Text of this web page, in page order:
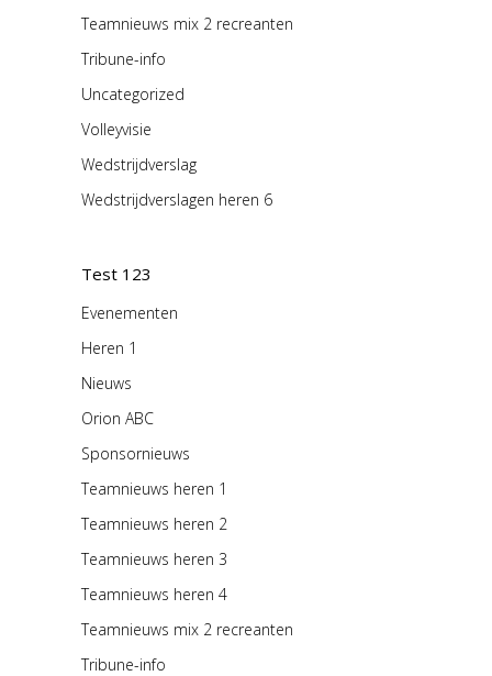
Teamnieuws mix 2 recreanten
Tribune-info
Uncategorized
Volleyvisie
Wedstrijdverslag
Wedstrijdverslagen heren 6
Test 123
Evenementen
Heren 1
Nieuws
Orion ABC
Sponsornieuws
Teamnieuws heren 1
Teamnieuws heren 2
Teamnieuws heren 3
Teamnieuws heren 4
Teamnieuws mix 2 recreanten
Tribune-info